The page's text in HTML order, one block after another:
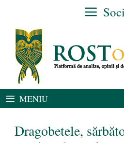
conținut
MENIU
Dragobetele,